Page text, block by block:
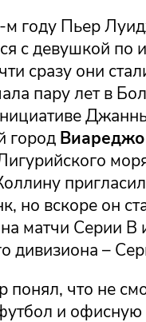
году Пьер
с девушкой по
сразу они
пару лет в
город Виареджо
но вскоре он
матчи Серии В
дивизиона –
понял, что не
и офисную